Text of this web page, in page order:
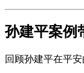
孙建平案例
回顾孙建平在平